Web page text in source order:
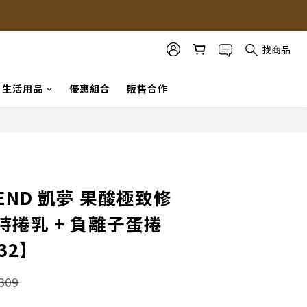
找商品
生活用品 優惠組合 販售合作
凱夢 果酸極致修
捲乳 + 負離子蛋捲
】